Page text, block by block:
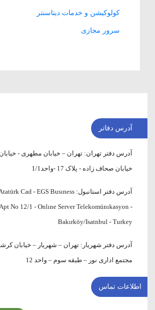
کولوکیشن و خدمات دیتاسنتر
سرور مجازی
آدرس دفاتر
آدرس دفتر تهران: تهران – خیابان مطهری -
خیابان صحاف زاده - پلاک 17 -واحد1/1
آدرس دفتر استانبول: Cad - EGS Busıness
No 12/1 - Onlıne Server Telekomünıkasyon -
Bakırköy/Isatnbul - Turkey
آدرس دفتر شهریار:
مجتمع اداری نور – طبقه سوم – واحد 12
اطلاعات تماس